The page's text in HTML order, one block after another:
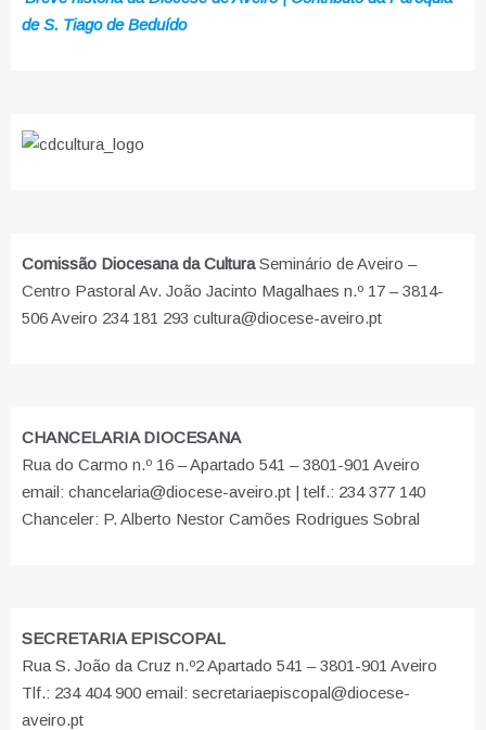
de S. Tiago de Beduído
Comissão Diocesana da CulturaSeminário de Aveiro –
Centro Pastoral Av. João Jacinto Magalhaes n.º 17 – 3814-
506 Aveiro 234 181 293 cultura@diocese-aveiro.pt
CHANCELARIA DIOCESANA
Rua do Carmo n.º 16 – Apartado 541 – 3801-901 Aveiro
email: chancelaria@diocese-aveiro.pt | telf.: 234 377 140
Chanceler: P. Alberto Nestor Camões Rodrigues Sobral
SECRETARIA EPISCOPAL
Rua S. João da Cruz n.º2 Apartado 541 – 3801-901 Aveiro
Tlf.: 234 404 900 email: secretariaepiscopal@diocese-
aveiro.pt